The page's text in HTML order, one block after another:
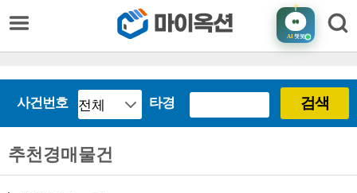
AI챗봇
사건번호 타경 검색
추천경매물건